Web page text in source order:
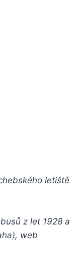
letiště
z let 1928 a
web